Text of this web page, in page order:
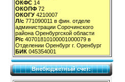
ОКФС 14
ОКОПФ 72
ОКОГУ 4210007
Л/с 771090011 в фин. отделе
администрации Сорочинского
района Оренбургской области
Р/с 40701810100001000079 в
Отделении Оренбург г. Оренбург
БИК 045354001
Внебюджетный счет: